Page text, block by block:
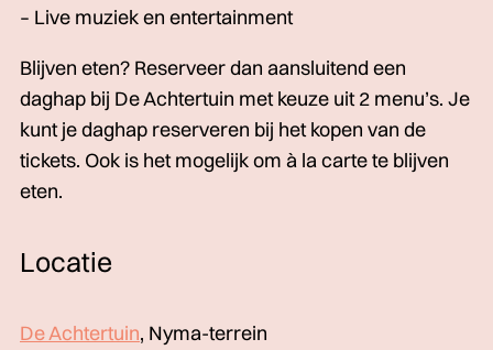
– Live muziek en entertainment
Blijven eten? Reserveer dan aansluitend een
daghap bij De Achtertuin met keuze uit 2 menu’s. Je
kunt je daghap reserveren bij het kopen van de
tickets. Ook is het mogelijk om à la carte te blijven
eten.
Locatie
De Achtertuin, Nyma-terrein